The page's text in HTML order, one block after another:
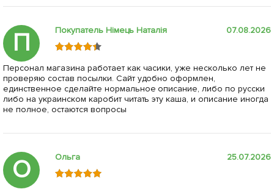
П Покупатель Німець Наталія 07.08.2026
Персонал магазина работает как часики, уже несколько лет не
проверяю состав посылки. Сайт удобно оформлен,
единственное сделайте нормальное описание, либо по русски
либо на украинском каробит читать эту каша, и описание иногда
не полное, остаются вопросы
О Ольга 25.07.2026